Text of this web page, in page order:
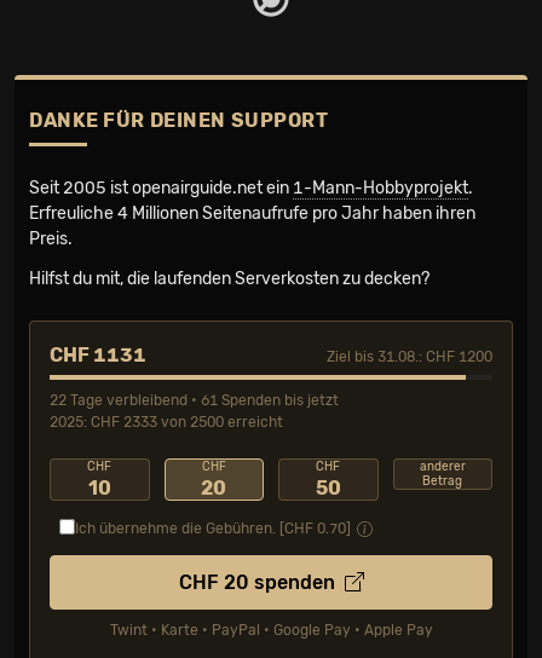
DANKE FÜR DEINEN SUPPORT
Seit 2005 ist openairguide.net ein 1-Mann-Hobbyprojekt.
Erfreuliche 4 Millionen Seiten­aufrufe pro Jahr haben ihren
Preis.
Hilfst du mit, die laufenden Serverkosten zu decken?
CHF 1131 Ziel bis 31.08.: CHF 1200
22 Tage verbleibend • 61 Spenden bis jetzt
2025: CHF 2333 von 2500 erreicht
CHF
10
CHF
20
CHF
50
anderer
Betrag
Ich übernehme die Gebühren. [CHF 0.70]
CHF 20 spenden
Twint • Karte • PayPal • Google Pay • Apple Pay